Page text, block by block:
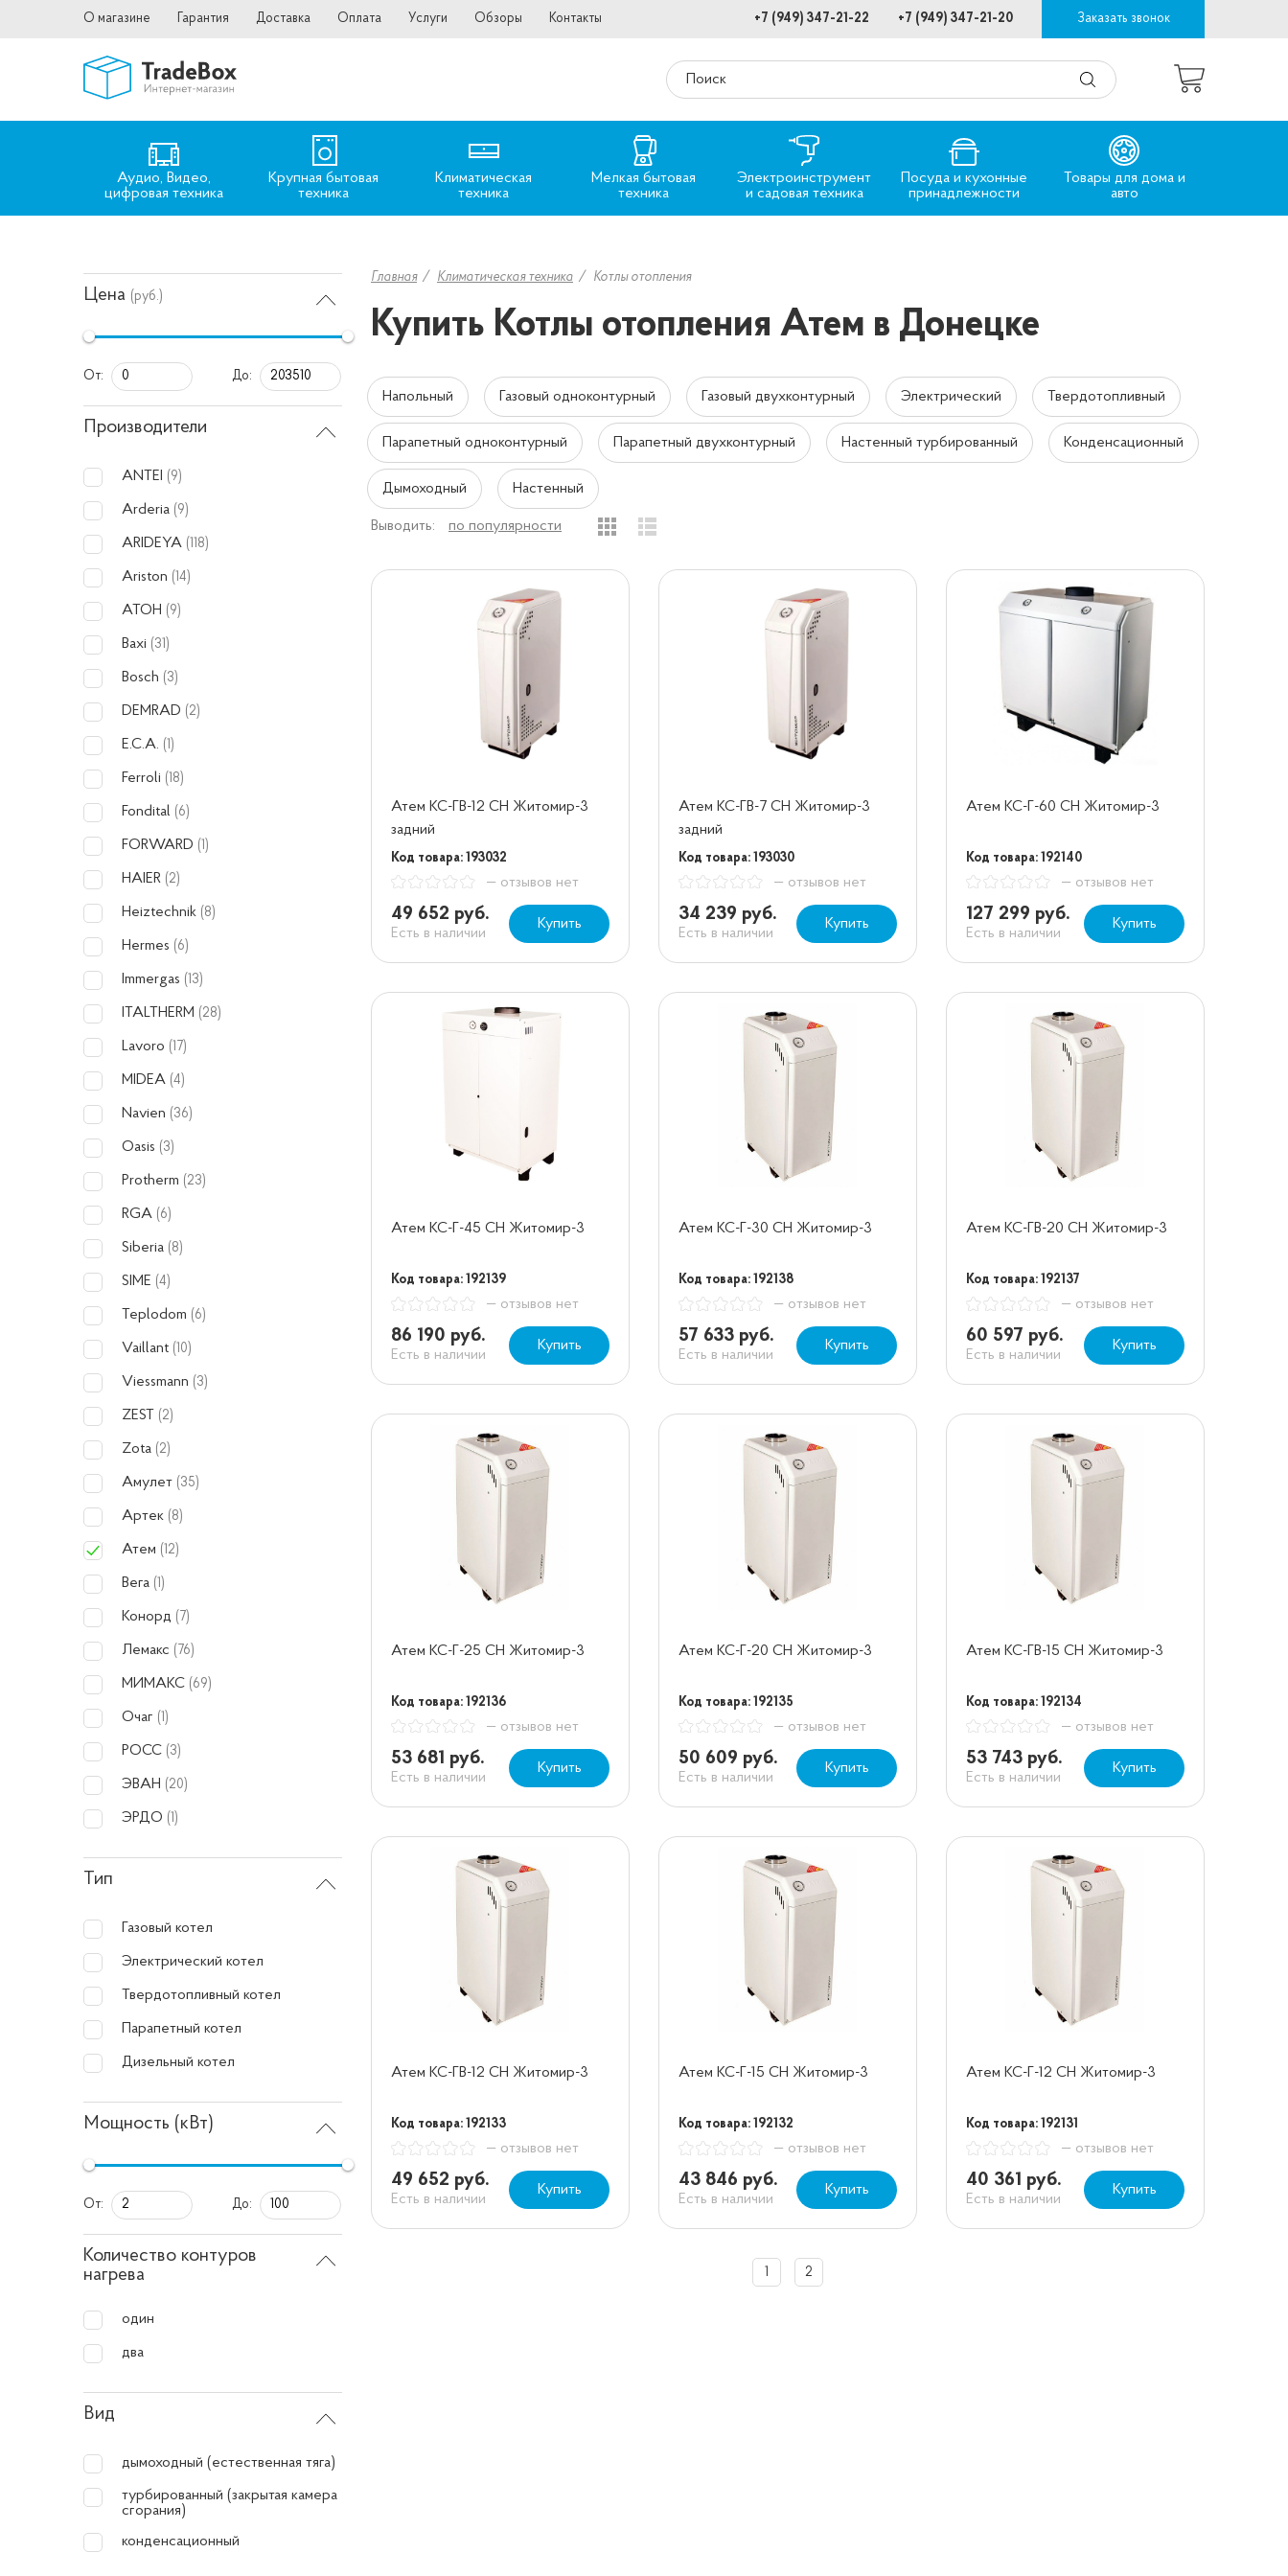
О магазине Гарантия Доставка Оплата Услуги Обзоры Контакты Заказать звонок
+7 (949) 347-21-20
+7 (949) 347-21-22
Аудио, Видео,
цифровая техника
Крупная бытовая
техника
Климатическая
техника
Мелкая бытовая
техника
Электроинструмент
и садовая техника
Посуда и кухонные
принадлежности
Товары для дома и
авто
Цена (руб.)
От: До:
Производители
ANTEI (9)
Arderia (9)
ARIDEYA (118)
Ariston (14)
ATOH (9)
Baxi (31)
Bosch (3)
DEMRAD (2)
E.C.A. (1)
Ferroli (18)
Fondital (6)
FORWARD (1)
HAIER (2)
Heiztechnik (8)
Hermes (6)
Immergas (13)
ITALTHERM (28)
Lavoro (17)
MIDEA (4)
Navien (36)
Oasis (3)
Protherm (23)
RGA (6)
Siberia (8)
SIME (4)
Teplodom (6)
Vaillant (10)
Viessmann (3)
ZEST (2)
Zota (2)
Амулет (35)
Артек (8)
Атем (12)
Вега (1)
Конорд (7)
Лемакс (76)
МИМАКС (69)
Очаг (1)
РОСС (3)
ЭВАН (20)
ЭРДО (1)
Тип
Газовый котел
Электрический котел
Твердотопливный котел
Парапетный котел
Дизельный котел
Мощность (кВт)
От: До:
Количество контуров
нагрева
один
два
Вид
дымоходный (естественная тяга)
турбированный (закрытая камера
сгорания)
конденсационный
Главная Климатическая техника Котлы отопления
Купить Котлы отопления Атем в Донецке
Напольный Газовый одноконтурный Газовый двухконтурный Электрический Твердотопливный
Парапетный одноконтурный Парапетный двухконтурный Настенный турбированный Конденсационный
Дымоходный Настенный
Выводить: по популярности
Атем КС-ГВ-12 СН Житомир-3
задний
Код товара: 193032
— отзывов нет
49 652 руб.
Есть в наличии
Купить
Атем КС-ГВ-7 CH Житомир-3
задний
Код товара: 193030
— отзывов нет
34 239 руб.
Есть в наличии
Купить
Атем КС-Г-60 СН Житомир-3
Код товара: 192140
— отзывов нет
127 299 руб.
Есть в наличии
Купить
Атем КС-Г-45 СН Житомир-3
Код товара: 192139
— отзывов нет
86 190 руб.
Есть в наличии
Купить
Атем КС-Г-30 СН Житомир-3
Код товара: 192138
— отзывов нет
57 633 руб.
Есть в наличии
Купить
Атем КС-ГВ-20 СН Житомир-3
Код товара: 192137
— отзывов нет
60 597 руб.
Есть в наличии
Купить
Атем КС-Г-25 СН Житомир-3
Код товара: 192136
— отзывов нет
53 681 руб.
Есть в наличии
Купить
Атем КС-Г-20 СН Житомир-3
Код товара: 192135
— отзывов нет
50 609 руб.
Есть в наличии
Купить
Атем КС-ГВ-15 СН Житомир-3
Код товара: 192134
— отзывов нет
53 743 руб.
Есть в наличии
Купить
Атем КС-ГВ-12 СН Житомир-3
Код товара: 192133
— отзывов нет
49 652 руб.
Есть в наличии
Купить
Атем КС-Г-15 СН Житомир-3
Код товара: 192132
— отзывов нет
43 846 руб.
Есть в наличии
Купить
Атем КС-Г-12 СН Житомир-3
Код товара: 192131
— отзывов нет
40 361 руб.
Есть в наличии
Купить
2